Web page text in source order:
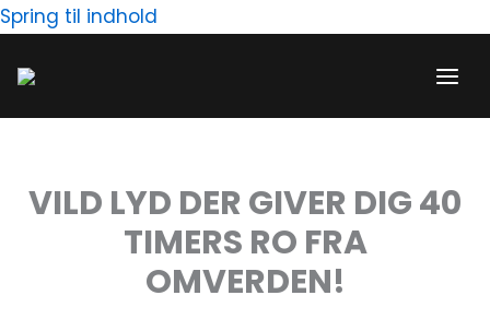
Spring til indhold
VILD LYD DER GIVER DIG 40
TIMERS RO FRA
OMVERDEN!